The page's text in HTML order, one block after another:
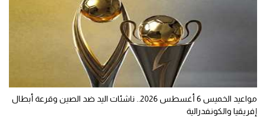
مواعيد الخميس 6 أغسطس 2026.. ناشئات اليد ضد الصين وقرعة أبطال
إفريقيا والكونفدرالية